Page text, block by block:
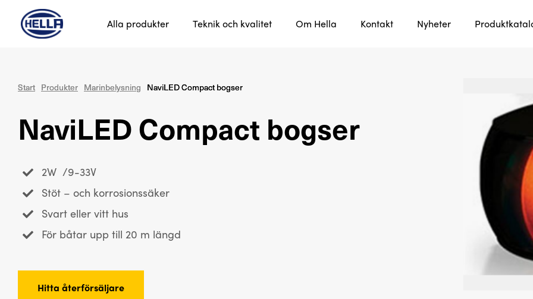
Alla produkter Teknik och kvalitet Om Hella Kontakt Nyheter
Start Produkter Marinbelysning NaviLED Compact bogser
Start Produkter Marinbelysning NaviLED Compact bogser
NaviLED Compact bogser
2W /9-33V
Stöt – och korrosionssäker
Svart eller vitt hus
För båtar upp till 20 m längd
Hitta återförsäljare